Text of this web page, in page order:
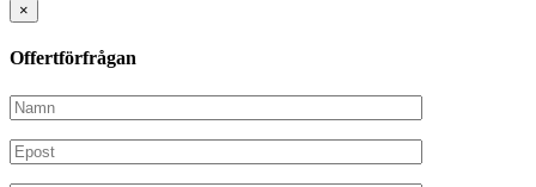
×
Offertförfrågan